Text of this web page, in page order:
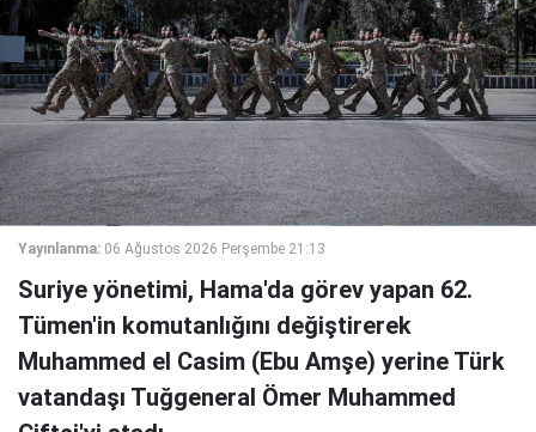
Yayınlanma: 06 Ağustos 2026 Perşembe 21:13
Suriye yönetimi, Hama'da görev yapan 62.
Tümen'in komutanlığını değiştirerek
Muhammed el Casim (Ebu Amşe) yerine Türk
vatandaşı Tuğgeneral Ömer Muhammed